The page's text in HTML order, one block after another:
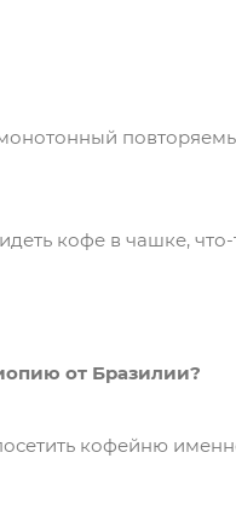
кофе в чашке,
от Бразилии?
кофейню